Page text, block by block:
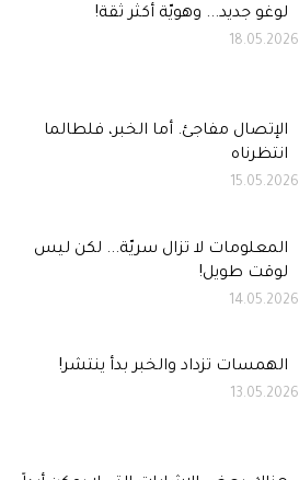
لوغو جديد... وهويّة أكثر ثقة!
18.05.2026
الإتصال مفاجئ. أما الخبر، فلطالما
انتظرناه
15.05.2026
المعلومات لا تزال سريّة... لكن ليس
لوقت طويل!
14.05.2026
الهمسات تزداد والخبر بدأ ينتشر!
13.05.2026